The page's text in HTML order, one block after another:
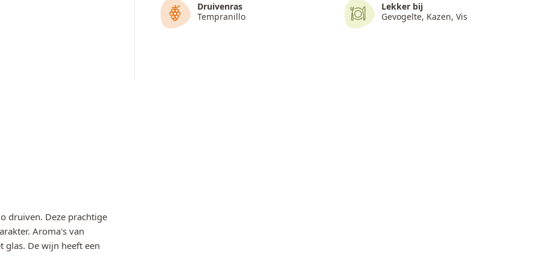
Lekker bij
Gevogelte, Kazen, Vis
Druivenras
Tempranillo
druiven. Deze prachtige
Aroma's van
glas. De wijn heeft een